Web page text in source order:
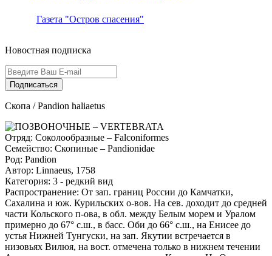
Газета "Остров спасения"
Новостная подписка
Подписаться
Скопа / Pandion haliaetus
ПОЗВОНОЧНЫЕ – VERTEBRATA
Отряд: Соколообразные – Falconiformes
Семейство: Скопиные – Pandionidae
Род: Pandion
Автор: Linnaeus, 1758
Категория: 3 - редкий вид
Распространение: От зап. границ России до Камчатки,
Сахалина и юж. Курильских о-вов. На сев. доходит до средней
части Кольского п-ова, в обл. между Белым морем и Уралом
примерно до 67° с.ш., в басс. Оби до 66° с.ш., на Енисее до
устья Нижней Тунгуски, на зап. Якутии встречается в
низовьях Вилюя, на вост. отмечена только в нижнем течении